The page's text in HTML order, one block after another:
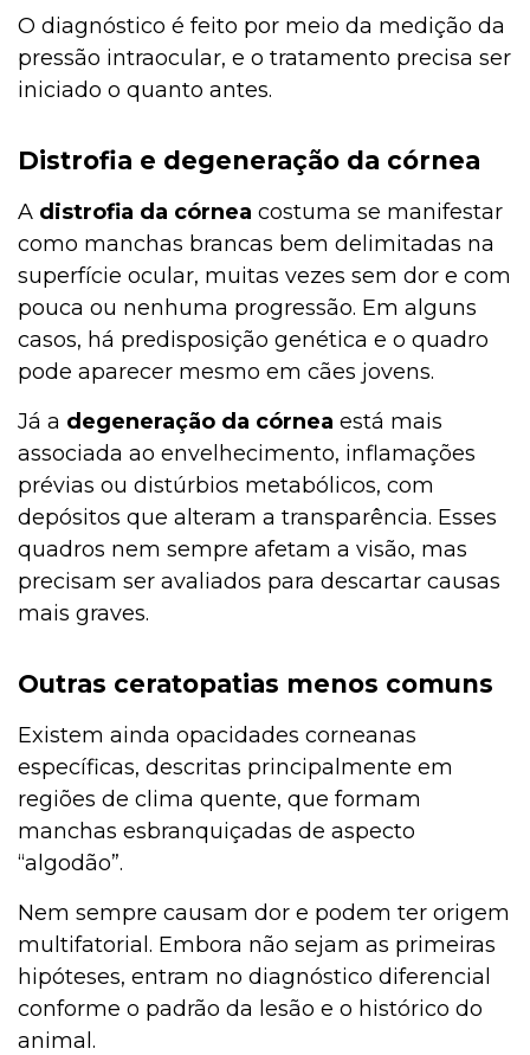
O diagnóstico é feito por meio da medição da
pressão intraocular, e o tratamento precisa ser
iniciado o quanto antes.
Distrofia e degeneração da córnea
A distrofia da córnea costuma se manifestar
como manchas brancas bem delimitadas na
superfície ocular, muitas vezes sem dor e com
pouca ou nenhuma progressão. Em alguns
casos, há predisposição genética e o quadro
pode aparecer mesmo em cães jovens.
Já a degeneração da córnea está mais
associada ao envelhecimento, inflamações
prévias ou distúrbios metabólicos, com
depósitos que alteram a transparência. Esses
quadros nem sempre afetam a visão, mas
precisam ser avaliados para descartar causas
mais graves.
Outras ceratopatias menos comuns
Existem ainda opacidades corneanas
específicas, descritas principalmente em
regiões de clima quente, que formam
manchas esbranquiçadas de aspecto
“algodão”.
Nem sempre causam dor e podem ter origem
multifatorial. Embora não sejam as primeiras
hipóteses, entram no diagnóstico diferencial
conforme o padrão da lesão e o histórico do
animal.